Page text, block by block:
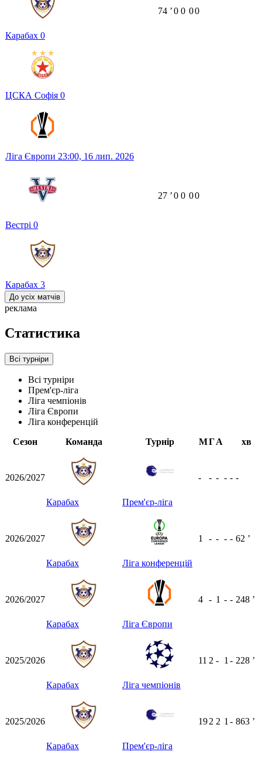
Карабах 0
ЦСКА Софія 0
74 ʼ0 0 00
Ліга Європи 23:00, 16 лип. 2026
Вестрі 0
Карабах 3
27 ʼ0 0 00
До усіх матчів
реклама
Статистика
Всі турніри
Всі турніри
Прем'єр-ліга
Ліга чемпіонів
Ліга Європи
Ліга конференцій
Сезон
Команда Турнір МГА хв
2026/2027
Карабах Прем'єр-ліга
- - - - - -
2026/2027
Карабах Ліга конференцій
1 - - - - 62 ʼ
2026/2027
Карабах Ліга Європи
4 - 1 - - 248 ʼ
2025/2026
Карабах Ліга чемпіонів
11 2 - 1 - 228 ʼ
2025/2026
Карабах Прем'єр-ліга
192 2 1 - 863 ʼ